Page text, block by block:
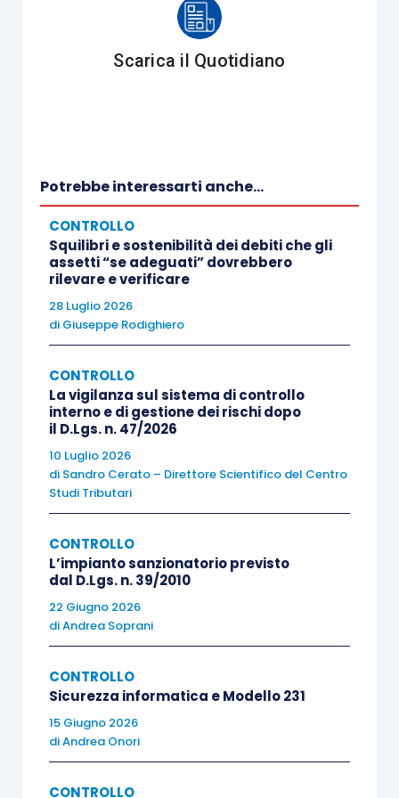
principi di revisione internazionali
si aggiunge ora la specifica
elaborati ai sensi dell’articolo 11 del
articolo 14, comma 2, del D.Lgs. 39/2010
chiama il revisore ad esprimere non solo
ungiudizio di coerenza
sulla gestione con il bilancio, bensì anche
ungiudizio sulla conformità
controverso
di questo nuovo “giudizio di conformità” e
se esso sia appunto
anche ai bilanci 2016
riguardo assunta dal CNDCECè negativa
sua versione attuale – si tratta come noto
del Principio(SA Italia) 720B
stato ancora aggiornato
revisori non hanno a disposizione uno
poter esprimere quel “giudizio di
conformità” richiamato dalla novellata
legislazione; peraltro, un
inquadrarenei suoi contenuti effettivi,
come cerca di proporre lo stesso
Scarica il Quotidiano
Potrebbe interessarti anche...
CONTROLLO
Squilibri e sostenibilità dei debiti che gli
assetti “se adeguati” dovrebbero
rilevare e verificare
28 Luglio 2026
di Giuseppe Rodighiero
CONTROLLO
La vigilanza sul sistema di controllo
interno e di gestione dei rischi dopo
il D.Lgs. n. 47/2026
10 Luglio 2026
di Sandro Cerato – Direttore Scientifico del Centro
Studi Tributari
CONTROLLO
L’impianto sanzionatorio previsto
dal D.Lgs. n. 39/2010
22 Giugno 2026
diAndrea Soprani
CONTROLLO
Sicurezza informatica e Modello 231
15 Giugno 2026
diAndrea Onori
CONTROLLO